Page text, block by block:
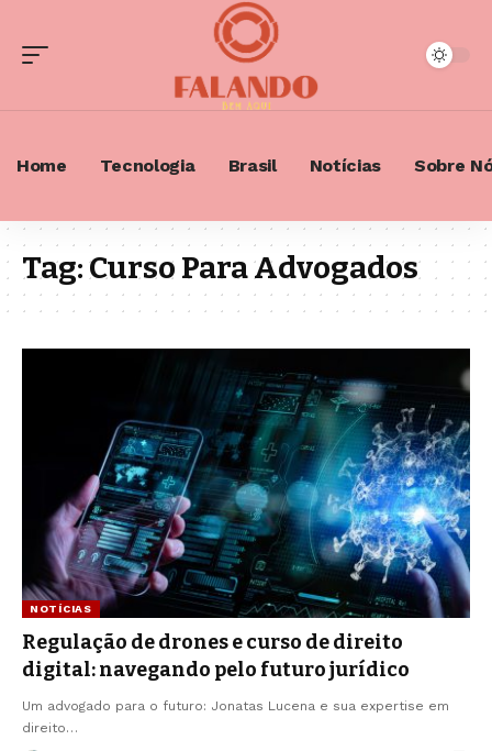
Home Tecnologia Brasil Notícias Sobre
Tag:Curso Para Advogados
NOTÍCIAS
Regulação de drones e curso de direito
digital: navegando pelo futuro jurídico
Um advogado para o futuro: Jonatas Lucena e sua expertise em
direito…